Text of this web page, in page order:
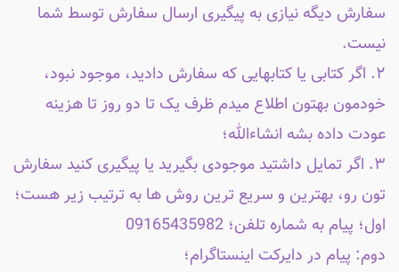
سفارش دیگه نیازی به پیگیری ارسال سفارش توسط شما
نیست.
۲. اگر کتابی یا کتابهایی که سفارش دادید، موجود نبود،
خودمون بهتون اطلاع میدم ظرف یک تا دو روز تا هزینه
عودت داده بشه انشاءالله؛
۳. اگر تمایل داشتید موجودی بگیرید یا پیگیری کنید سفارش
تون رو، بهترین و سریع ترین روش ها به ترتیب زیر هست؛
اول؛ پیام به شماره تلفن؛ 09165435982
دوم: پیام در دایرکت اینستاگرام؛